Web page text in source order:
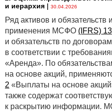
и иерархия | 30.04.2026
Ряд активов и
применения МСФО (IFRS) 13
и обязательств по
в соответствии с
«Аренда». По
на основе акций,
2 «Выплаты на основе
также содержат
к раскрытию информации.